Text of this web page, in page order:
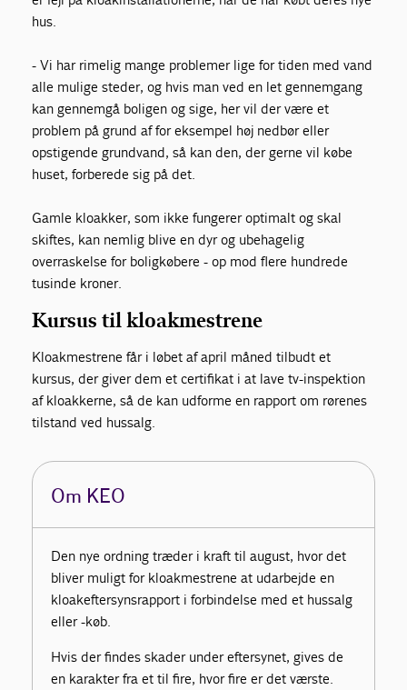
hus.
- Vi har rimelig mange problemer lige for tiden med vand
alle mulige steder, og hvis man ved en let gennemgang
kan gennemgå boligen og sige, her vil der være et
problem på grund af for eksempel høj nedbør eller
opstigende grundvand, så kan den, der gerne vil købe
huset, forberede sig på det.
Gamle kloakker, som ikke fungerer optimalt og skal
skiftes, kan nemlig blive en dyr og ubehagelig
overraskelse for boligkøbere - op mod flere hundrede
tusinde kroner.
Kursus til kloakmestrene
Kloakmestrene får i løbet af april måned tilbudt et
kursus, der giver dem et certifikat i at lave tv-inspektion
af kloakkerne, så de kan udforme en rapport om rørenes
tilstand ved hussalg.
Om KEO
Den nye ordning træder i kraft til august, hvor det
bliver muligt for kloakmestrene at udarbejde en
kloakeftersynsrapport i forbindelse med et hussalg
eller -køb.
Hvis der findes skader under eftersynet, gives de
en karakter fra et til fire, hvor fire er det værste.